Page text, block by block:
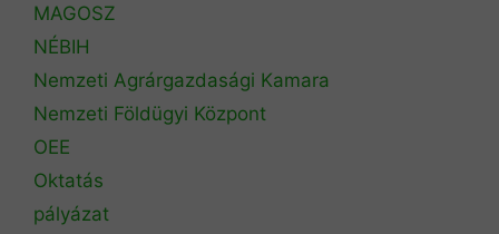
MAGOSZ
NÉBIH
Nemzeti Agrárgazdasági Kamara
Nemzeti Földügyi Központ
OEE
Oktatás
pályázat